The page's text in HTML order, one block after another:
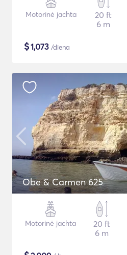
Motorinė jachta
20 ft
6 m
$1,073 /diena
Obe & Carmen 625
Motorinė jachta
20 ft
6 m